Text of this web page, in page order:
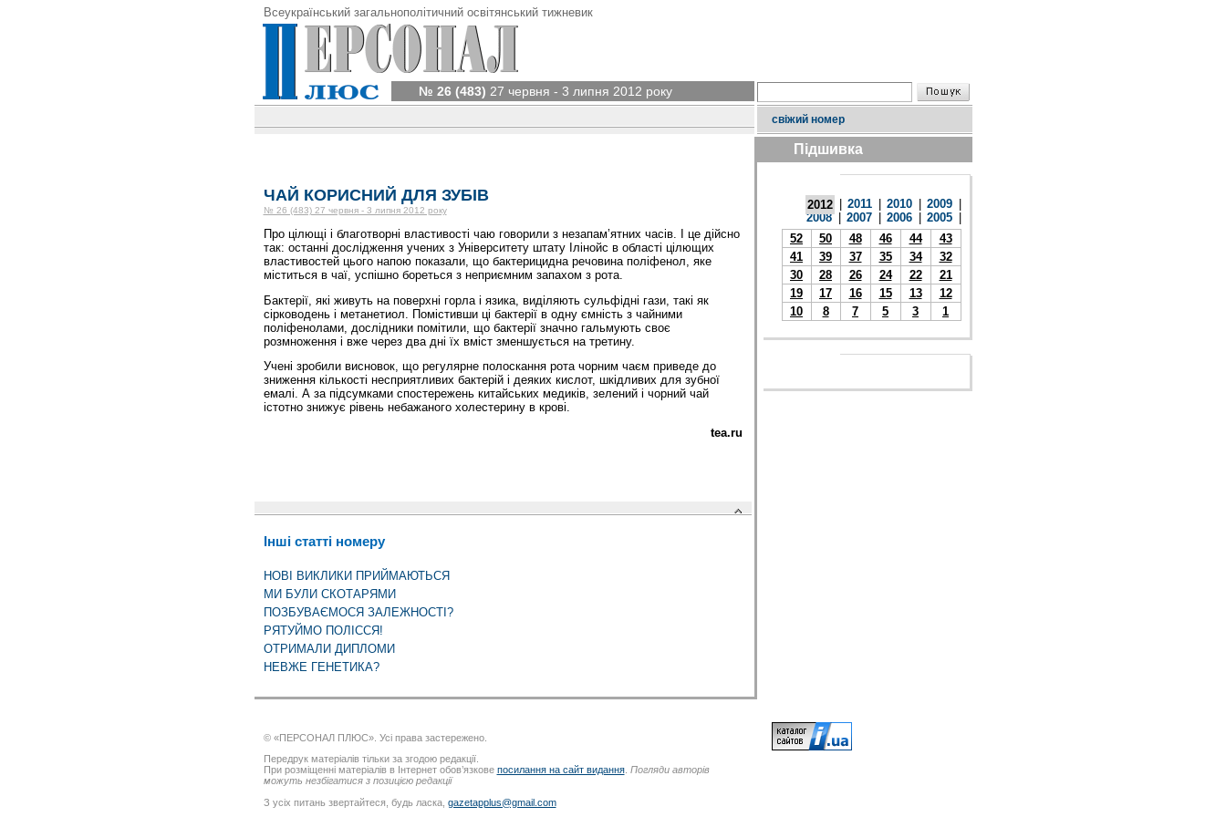
Всеукраїнський загальнополітичний освітянський тижневик
№ 26 (483) 27 червня - 3 липня 2012 року
свіжий номер
ЧАЙ КОРИСНИЙ ДЛЯ ЗУБІВ
№ 26 (483) 27 червня - 3 липня 2012 року
Про цілющі і благотворні властивості чаю говорили з незапам’ятних часів. І це дійсно
так: останні дослідження учених з Університету штату Ілінойс в області цілющих
властивостей цього напою показали, що бактерицидна речовина поліфенол, яке
міститься в чаї, успішно бореться з неприємним запахом з рота.
Бактерії, які живуть на поверхні горла і язика, виділяють сульфідні гази, такі як
сірководень і метанетиол. Помістивши ці бактерії в одну ємність з чайними
поліфенолами, дослідники помітили, що бактерії значно гальмують своє
розмноження і вже через два дні їх вміст зменшується на третину.
Учені зробили висновок, що регулярне полоскання рота чорним чаєм приведе до
зниження кількості несприятливих бактерій і деяких кислот, шкідливих для зубної
емалі. А за підсумками спостережень китайських медиків, зелений і чорний чай
істотно знижує рівень небажаного холестерину в крові.
tea.ru
Інші статті номеру
НОВІ ВИКЛИКИ ПРИЙМАЮТЬСЯ
МИ БУЛИ СКОТАРЯМИ
ПОЗБУВАЄМОСЯ ЗАЛЕЖНОСТІ?
РЯТУЙМО ПОЛІССЯ!
ОТРИМАЛИ ДИПЛОМИ
НЕВЖЕ ГЕНЕТИКА?
Підшивка
2012 2011 2010 2009
2008 | 2007 2006 2005
52
50 48 46 44
43
41
39 37 35 34
32
30
28 26 24 22
21
19
17 16 15 13
12
10
8 7 5 3 1
© «ПЕРСОНАЛ ПЛЮС». Усі права застережено.
Передрук матеріалів тільки за згодою редакції.
При розміщенні матеріалів в Інтернет обов’язкове посилання на сайт видання. Погляди авторів
можуть незбігатися з позицією редакції
З усіх питань звертайтеся, будь ласка, gazetapplus@gmail.com